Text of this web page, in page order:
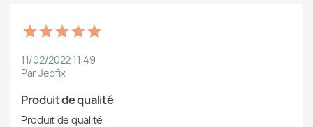
11/02/2022 11:49
Par Jepfix
Produit de qualité
Produit de qualité